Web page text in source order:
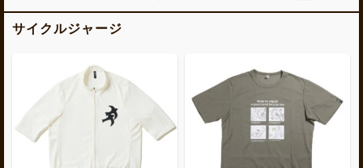
サイクルジャージ